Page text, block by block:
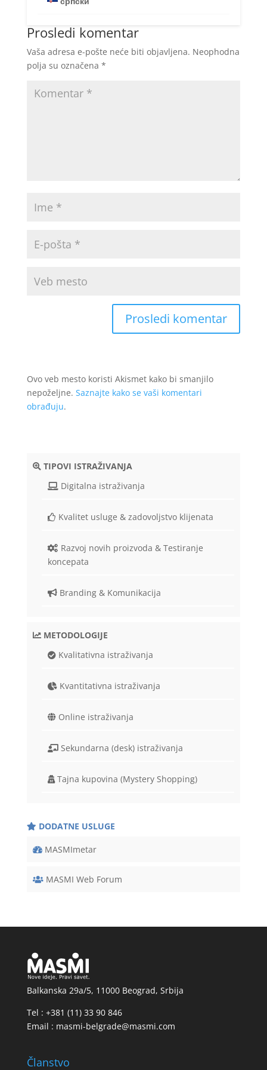
Prosledi komentar
Vaša adresa e-pošte neće biti objavljena. Neophodna
polja su označena *
Ovo veb mesto koristi Akismet kako bi smanjilo
nepoželjne. Saznajte kako se vaši komentari
obrađuju.
TIPOVI ISTRAŽIVANJA
Digitalna istraživanja
Kvalitet usluge & zadovoljstvo klijenata
Razvoj novih proizvoda & Testiranje
koncepata
Branding & Komunikacija
METODOLOGIJE
Kvalitativna istraživanja
Kvantitativna istraživanja
Online istraživanja
Sekundarna (desk) istraživanja
Tajna kupovina (Mystery Shopping)
DODATNE USLUGE
MASMImetar
MASMI Web Forum
Balkanska 29a/5, 11000 Beograd, Srbija
Tel : +381 (11) 33 90 846
Email : masmi-belgrade@masmi.com
Članstvo